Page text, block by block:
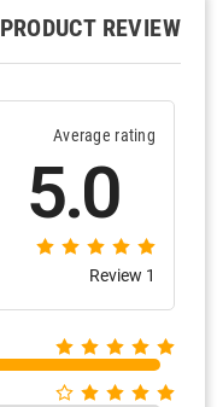
PRODUCT REVIEW
Average rating
5.0
1 Review